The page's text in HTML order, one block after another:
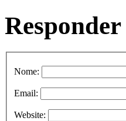
Responder
Nome:
Email:
Website: